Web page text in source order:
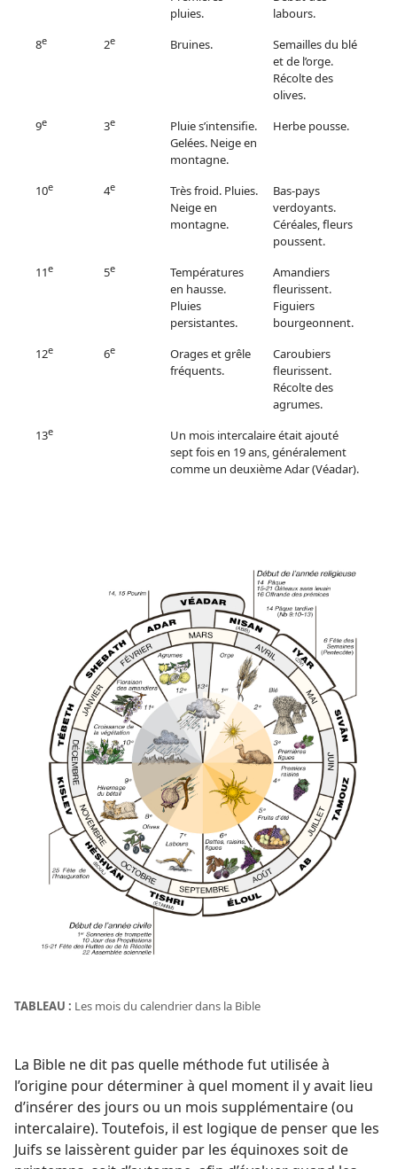
pluies.
labours.
8e 2e Bruines.
Semailles du blé
et de l’orge.
Récolte des
olives.
9e 3e
Pluie s’intensifie.
Gelées. Neige en
montagne.
Herbe pousse.
10e 4e
Très froid. Pluies.
Neige en
montagne.
Bas-pays
verdoyants.
Céréales, fleurs
poussent.
11e 5e
Températures
en hausse.
Pluies
persistantes.
Amandiers
fleurissent.
Figuiers
bourgeonnent.
12e 6e
Orages et grêle
fréquents.
Caroubiers
fleurissent.
Récolte des
agrumes.
13e
Un mois intercalaire était ajouté
sept fois en 19 ans, généralement
comme un deuxième Adar (Véadar).
TABLEAU : Les mois du calendrier dans la Bible
La Bible ne dit pas quelle méthode fut utilisée à
l’origine pour déterminer à quel moment il y avait lieu
d’insérer des jours ou un mois supplémentaire (ou
intercalaire). Toutefois, il est logique de penser que les
Juifs se laissèrent guider par les équinoxes soit de